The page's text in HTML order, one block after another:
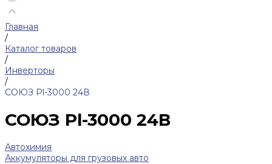
Главная
/
Каталог товаров
/
Инверторы
/
СОЮЗ Pl-3000 24В
СОЮЗ Pl-3000 24В
Автохимия
Аккумуляторы для грузовых авто